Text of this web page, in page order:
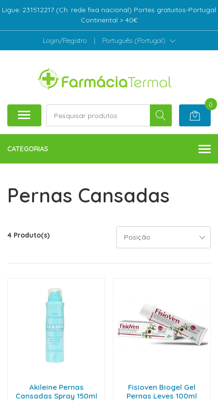
Ligue: 231512217 (Ch. rede fixa nacional) Portes gratuitos-Portugal
Continental > 40€
Login/Registro | Português (Portugal)
0
CATEGORIAS
Pernas Cansadas
4 Produto(s)
Akileine Pernas
Cansadas Spray 150ml
Fisioven Biogel Gel
Pernas Leves 100ml